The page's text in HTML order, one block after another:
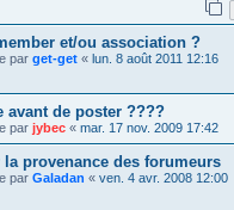
et/ou association ?
par get-get « lun. 8 août 2011 12:16
avant de poster ????
par jybec « mar. 17 nov. 2009 17:42
la provenance des forumeurs
par Galadan « ven. 4 avr. 2008 12:00